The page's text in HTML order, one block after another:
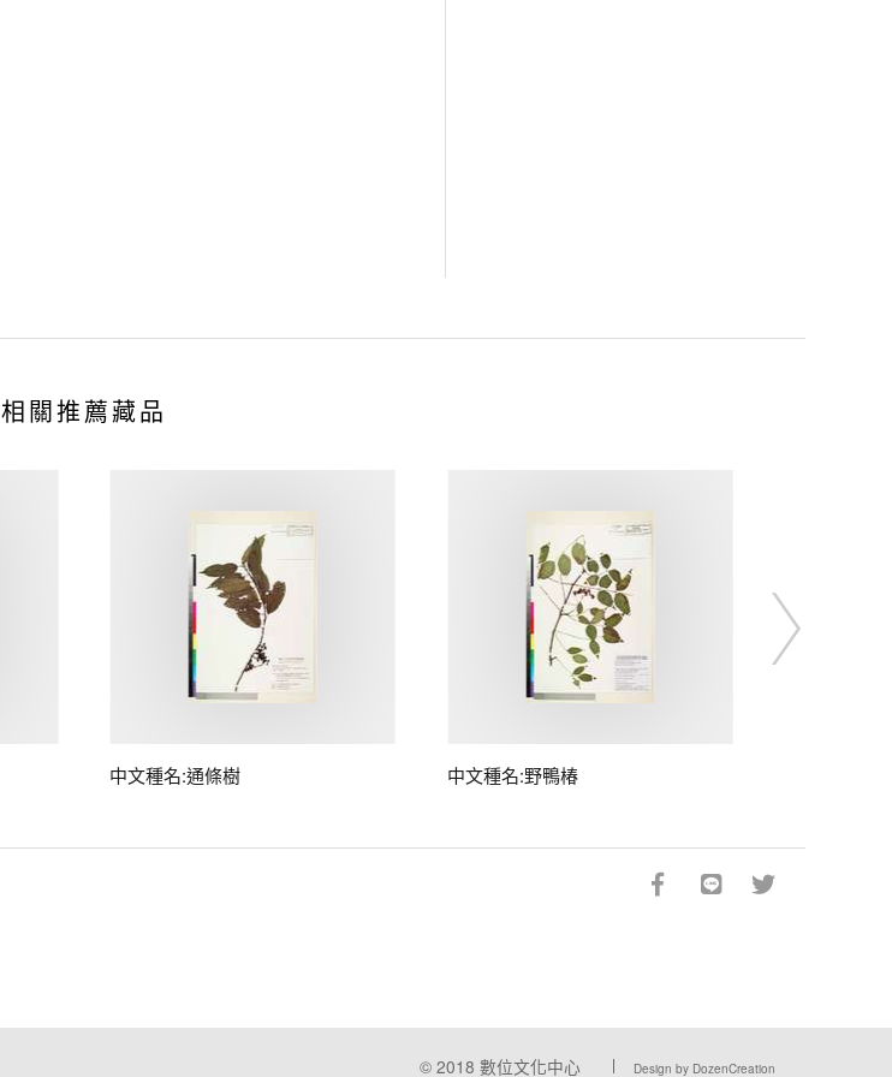
相關推薦藏品
中文種名:通條樹 中文種名:野鴨椿
© 2018 數位文化中心 Design by DozenCreation